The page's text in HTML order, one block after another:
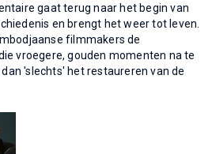
gaat terug naar het begin van
en brengt het weer tot leven.
filmmakers de
vroegere, gouden momenten na te
'slechts' het restaureren van de